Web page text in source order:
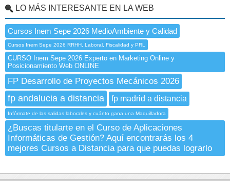
LO MÁS INTERESANTE EN LA WEB
Cursos Inem Sepe 2026 MedioAmbiente y Calidad
Cursos Inem Sepe 2026 RRHH, Laboral, Fiscalidad y PRL
CURSO Inem Sepe 2026 Experto en Marketing Online y
Posicionamiento Web ONLINE
FP Desarrollo de Proyectos Mecánicos 2026
fp andalucia a distancia fp madrid a distancia
Infórmate de las salidas laborales y cuánto gana una Maquilladora
¿Buscas titularte en el Curso de Aplicaciones
Informáticas de Gestión? Aquí encontrarás los 4
mejores Cursos a Distancia para que puedas lograrlo